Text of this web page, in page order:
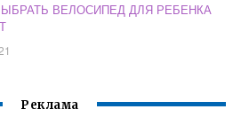
ВЕЛОСИПЕД ДЛЯ РЕБЕНКА
Реклама